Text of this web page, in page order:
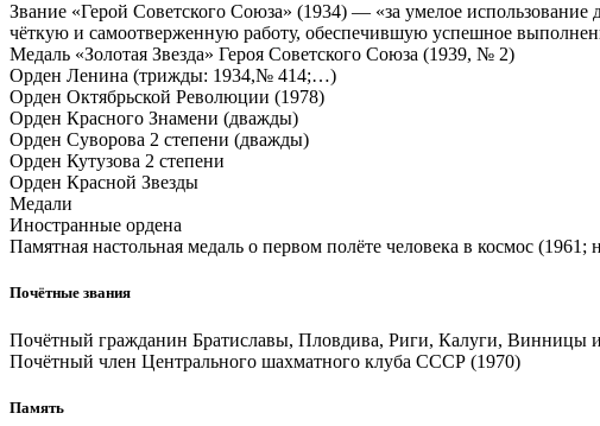
Звание «Герой Советского Союза» (1934) — «за умелое
чёткую и самоотверженную работу, обеспечившую успешное
Медаль «Золотая Звезда» Героя Советского Союза (1939, № 2)
Орден Ленина (трижды: 1934,№ 414;…)
Орден Октябрьской Революции (1978)
Орден Красного Знамени (дважды)
Орден Суворова 2 степени (дважды)
Орден Кутузова 2 степени
Орден Красной Звезды
Медали
Иностранные ордена
Памятная настольная медаль о первом полёте человека в космос
Почётные звания
Почётный гражданин Братиславы, Пловдива, Риги, Калуги, Винницы
Почётный член Центрального шахматного клуба СССР (1970)
Память